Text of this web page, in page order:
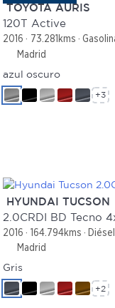
TOYOTA AURIS
120T Active
2016 73.281kms
Madrid
azul oscuro
+3
HYUNDAI TUCSON
2.0CRDI BD Tecno
2016 164.794kms Diésel
Madrid
Gris
+2